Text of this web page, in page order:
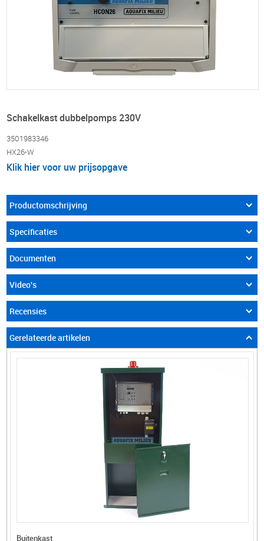
Schakelkast dubbelpomps 230V
3501983346
HX26-W
Klik hier voor uw prijsopgave
Productomschrijving
Specificaties
Documenten
Video's
Recensies
Gerelateerde artikelen
Buitenkast